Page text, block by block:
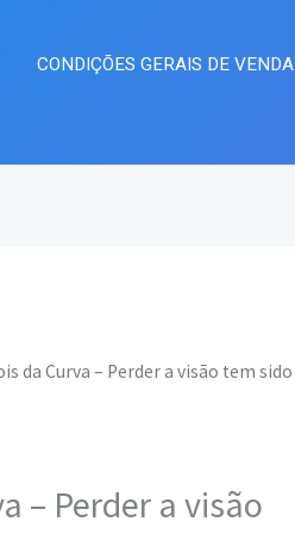
CONDIÇÕES GERAIS DE VENDA
da Curva – Perder a visão tem sido
– Perder a visão